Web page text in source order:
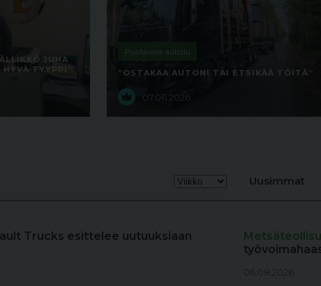
JUHA
TYYPPI”
Puutavara-autoilu
”OSTAKAA AUTONI TAI ETSIKÄÄ TÖITÄ”
07.06.2026
Trucks esittelee uutuuksiaan
Uusimmat
06.08.2026